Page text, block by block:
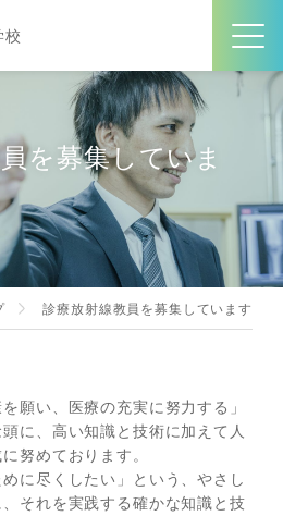
校
を募集していま
診療放射線教員を募集しています
願い、医療の充実に努力する」
に、高い知識と技術に加えて人
努めております。
に尽くしたい」という、やさし
それを実践する確かな知識と技